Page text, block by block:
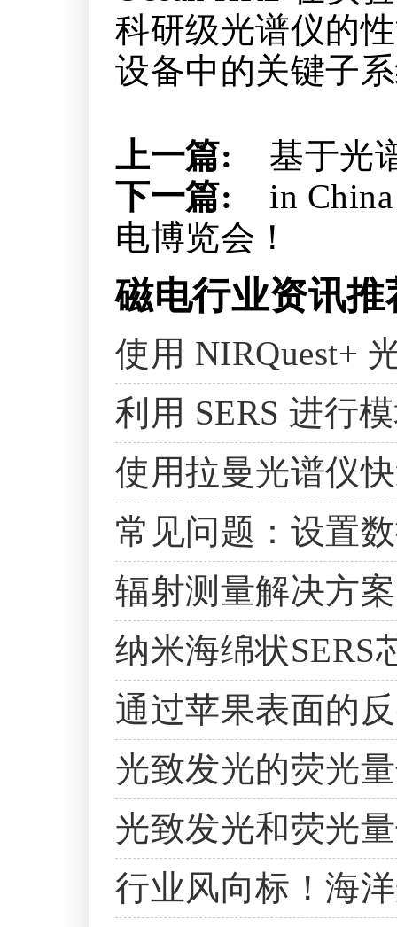
科研级光谱仪的
设备中的关键子
上一篇:
基于光
下一篇:
in
电博览会！
磁电行业资讯推
使用 NIRQuest+
利用 SERS 进行
使用拉曼光谱仪
常见问题：设置
辐射测量解决方案
纳米海绵状SERS
通过苹果表面的
光致发光的荧光
光致发光和荧光
行业风向标！海